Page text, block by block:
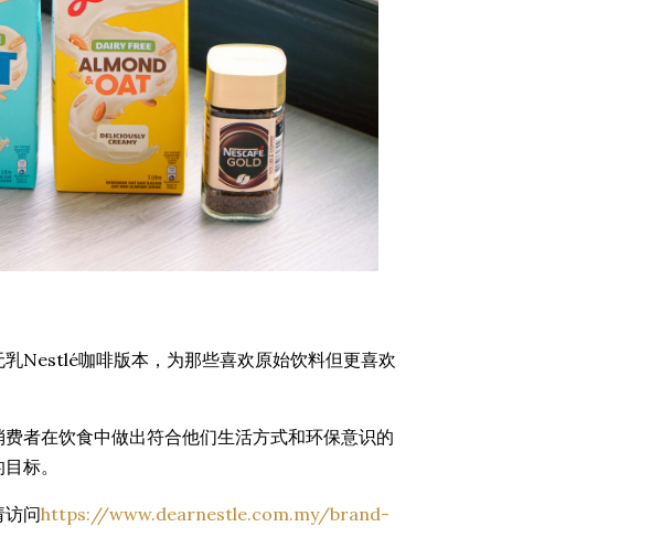
Nestlé咖啡版本，为那些喜欢原始饮料但更喜欢
者在饮食中做出符合他们生活方式和环保意识的
标。
问https://www.dearnestle.com.my/brand-